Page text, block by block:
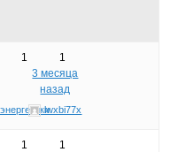
1
1
3 месяца
назад
lwxbi77x
1
1